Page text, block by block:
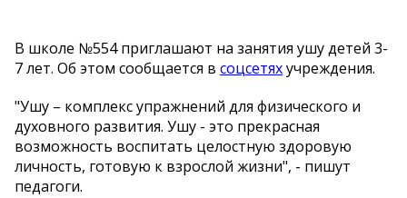
В школе №554 приглашают на занятия ушу детей 3-
7 лет. Об этом сообщается в соцсетяхучреждения.
"Ушу – комплекс упражнений для физического и
духовного развития. Ушу - это прекрасная
возможность воспитать целостную здоровую
личность, готовую к взрослой жизни", - пишут
педагоги.